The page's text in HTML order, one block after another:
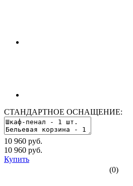
СТАНДАРТНОЕ ОСНАЩЕНИЕ:
10 960 руб.
10 960 руб.
Купить
(0)